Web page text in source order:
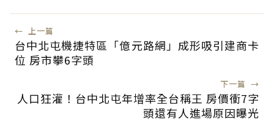
← 上一篇
台中北屯機捷特區「億元路網」成形吸引建商卡
位 房市攀6字頭
下一篇 →
人口狂灌！台中北屯年增率全台稱王 房價衝7字
頭還有人進場原因曝光